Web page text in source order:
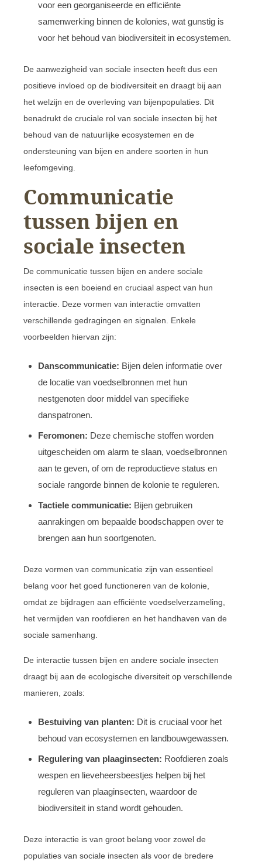
voor een georganiseerde en efficiënte
samenwerking binnen de kolonies, wat gunstig is
voor het behoud van biodiversiteit in ecosystemen.
De aanwezigheid van sociale insecten heeft dus een
positieve invloed op de biodiversiteit en draagt bij aan
het welzijn en de overleving van bijenpopulaties. Dit
benadrukt de cruciale rol van sociale insecten bij het
behoud van de natuurlijke ecosystemen en de
ondersteuning van bijen en andere soorten in hun
leefomgeving.
Communicatie
tussen bijen en
sociale insecten
De communicatie tussen bijen en andere sociale
insecten is een boeiend en cruciaal aspect van hun
interactie. Deze vormen van interactie omvatten
verschillende gedragingen en signalen. Enkele
voorbeelden hiervan zijn:
Danscommunicatie: Bijen delen informatie over
de locatie van voedselbronnen met hun
nestgenoten door middel van specifieke
danspatronen.
Feromonen: Deze chemische stoffen worden
uitgescheiden om alarm te slaan, voedselbronnen
aan te geven, of om de reproductieve status en
sociale rangorde binnen de kolonie te reguleren.
Tactiele communicatie: Bijen gebruiken
aanrakingen om bepaalde boodschappen over te
brengen aan hun soortgenoten.
Deze vormen van communicatie zijn van essentieel
belang voor het goed functioneren van de kolonie,
omdat ze bijdragen aan efficiënte voedselverzameling,
het vermijden van roofdieren en het handhaven van de
sociale samenhang.
De interactie tussen bijen en andere sociale insecten
draagt bij aan de ecologische diversiteit op verschillende
manieren, zoals:
Bestuiving van planten: Dit is cruciaal voor het
behoud van ecosystemen en landbouwgewassen.
Regulering van plaaginsecten: Roofdieren zoals
wespen en lieveheersbeestjes helpen bij het
reguleren van plaaginsecten, waardoor de
biodiversiteit in stand wordt gehouden.
Deze interactie is van groot belang voor zowel de
populaties van sociale insecten als voor de bredere